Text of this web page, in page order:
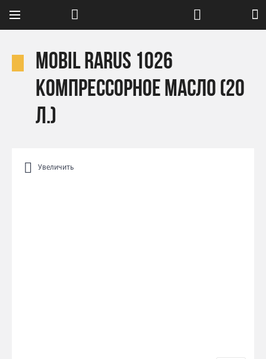
Mobil RARUS 1026
компрессорное масло (20
л.)
Увеличить